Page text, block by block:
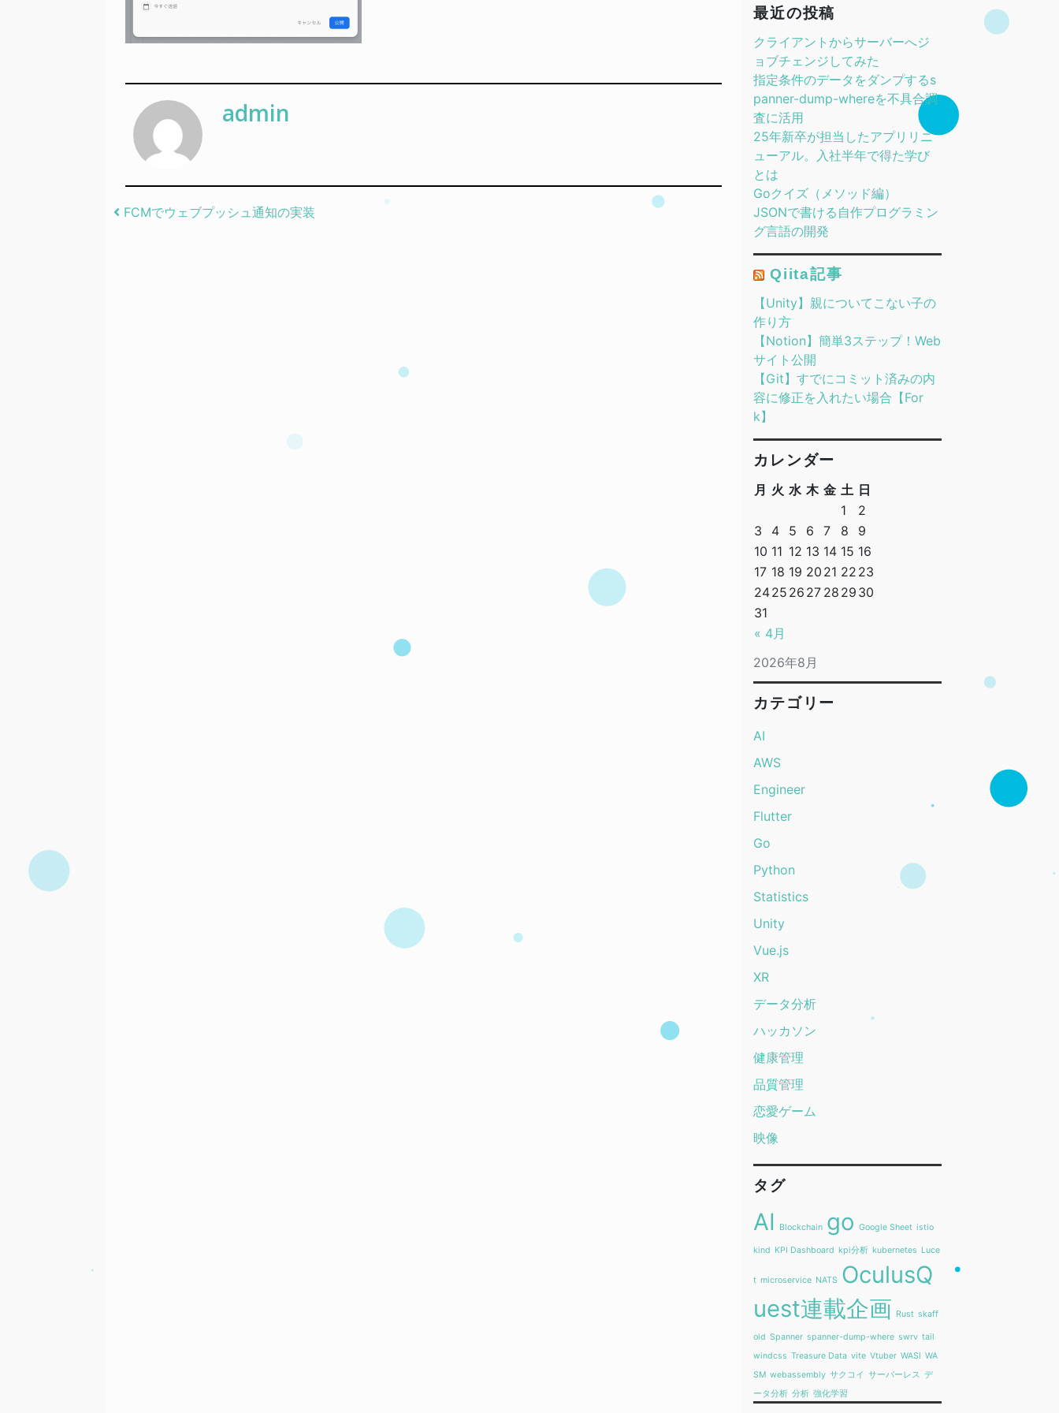
admin
Post navigation
FCMでウェブプッシュ通知の実装
最近の投稿
クライアントからサーバーへジ
ョブチェンジしてみた
指定条件のデータをダンプするs
panner-dump-whereを不具合調
査に活用
25年新卒が担当したアプリリニ
ューアル。入社半年で得た学び
とは
Goクイズ（メソッド編）
JSONで書ける自作プログラミン
グ言語の開発
Qiita記事
【Unity】親についてこない子の
作り方
【Notion】簡単3ステップ！Web
サイト公開
【Git】すでにコミット済みの内
容に修正を入れたい場合【For
k】
カレンダー
2026年8月
月 火 水 木 金 土 日
« 4月
1
2
3
4 5 6 7 8
9
10 11 12 13 14 15 16
17 18 19 20 21 22 23
2425 26 27 28 29 30
31
カテゴリー
AI
AWS
Engineer
Flutter
Go
Python
Statistics
Unity
Vue.js
XR
データ分析
ハッカソン
健康管理
品質管理
恋愛ゲーム
映像
タグ
AI Blockchain go Google Sheet istio
kind KPI Dashboard kpi分析 kubernetes Luce
t microservice NATS OculusQ
uest連載企画 Rust skaff
old Spanner spanner-dump-where swrv tail
windcss Treasure Data vite Vtuber WASI WA
SM webassembly サクコイ サーバーレス デ
ータ分析 分析 強化学習